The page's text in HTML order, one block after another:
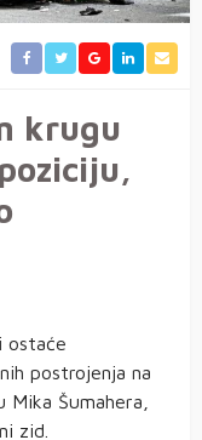
krugu
ostaće
postrojenja na
Šumahera,
zid.